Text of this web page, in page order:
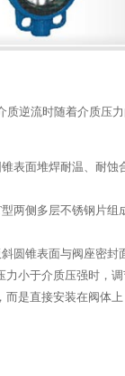
质逆流时随着介质压
表面堆焊耐温、耐蚀
两侧多层不锈钢片组
圆锥表面与阀座密封
力小于介质压强时，
而是直接安装在阀体